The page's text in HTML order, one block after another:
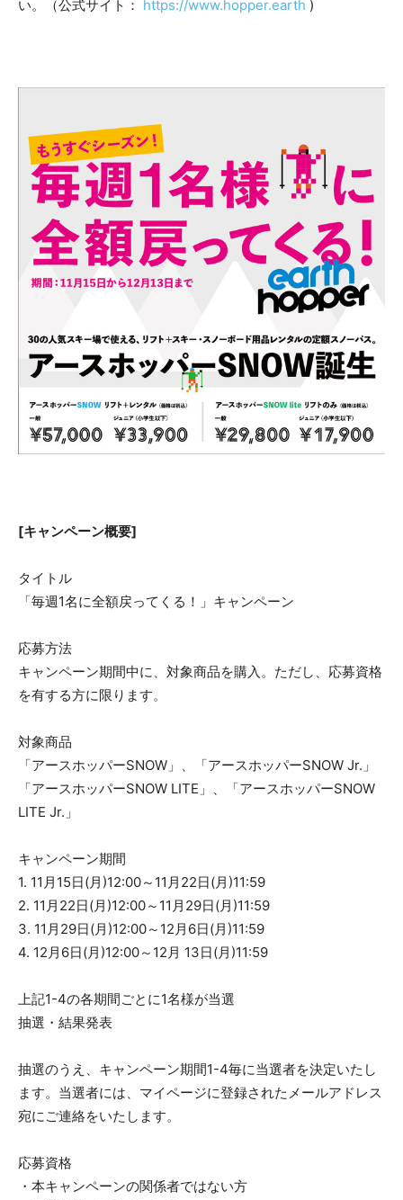
い。（公式サイト： https://www.hopper.earth )
[キャンペーン概要]
タイトル
「毎週1名に全額戻ってくる！」キャンペーン
応募方法
キャンペーン期間中に、対象商品を購入。ただし、応募資格
を有する方に限ります。
対象商品
「アースホッパーSNOW」、「アースホッパーSNOW Jr.」
「アースホッパーSNOW LITE」、「アースホッパーSNOW
LITE Jr.」
キャンペーン期間
1. 11月15日(月)12:00～11月22日(月)11:59
2. 11月22日(月)12:00～11月29日(月)11:59
3. 11月29日(月)12:00～12月6日(月)11:59
4. 12月6日(月)12:00～12月 13日(月)11:59
上記1-4の各期間ごとに1名様が当選
抽選・結果発表
抽選のうえ、キャンペーン期間1-4毎に当選者を決定いたし
ます。当選者には、マイページに登録されたメールアドレス
宛にご連絡をいたします。
応募資格
・本キャンペーンの関係者ではない方